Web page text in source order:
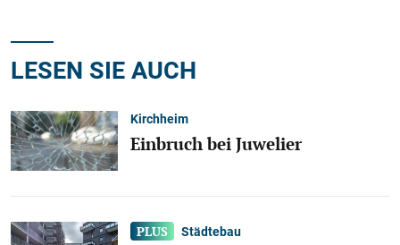
LESEN SIE AUCH
Kirchheim
Einbruch bei Juwelier
Städtebau